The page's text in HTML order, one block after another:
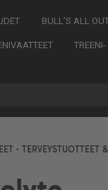
BULL’S ALL
• TERVEYSTUOTTEET